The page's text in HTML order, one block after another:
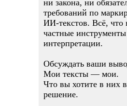
ни закона, ни
требований по
ИИ‑текстов. Всё,
частные
интерпретации.
Обсуждать ваши
Мои тексты — мои.
Что вы хотите в них
решение.